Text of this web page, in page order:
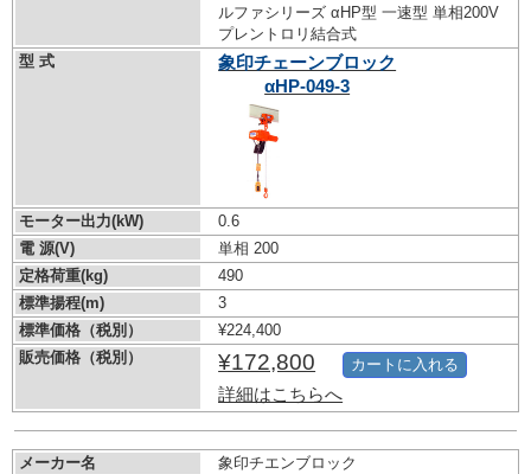
ルファシリーズ αHP型 一速型 単相200V
プレントロリ結合式
型 式
象印チェーンブロック
αHP-049-3
モーター出力(kW)
0.6
電 源(V)
単相 200
定格荷重(kg)
490
標準揚程(m)
3
標準価格（税別）
¥224,400
販売価格（税別）
¥172,800
詳細はこちらへ
カートに入れる
メーカー名
象印チエンブロック